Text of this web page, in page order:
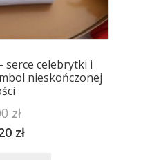
serce celebrytki i
nieskończonej
zł
zł